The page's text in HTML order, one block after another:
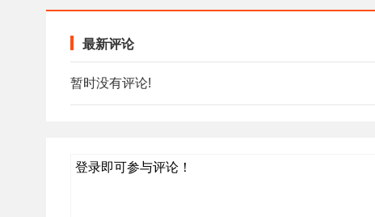
最新评论
暂时没有评论!
登录即可参与评论！